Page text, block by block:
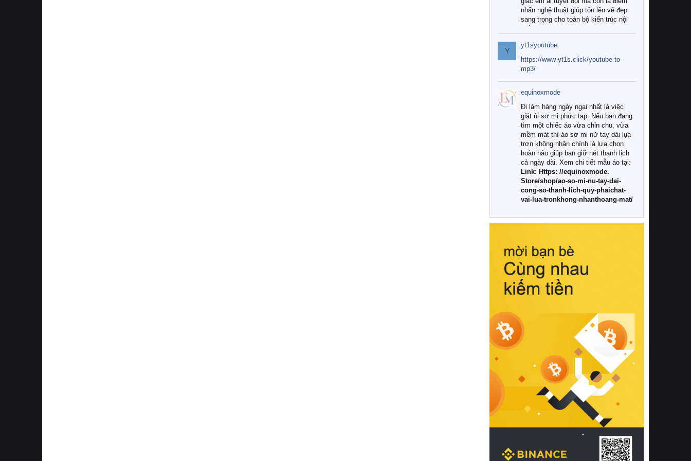
nhấn nghệ thuật giúp tôn lên vẻ đẹp
sang trọng cho toàn bộ kiến trúc nội
Tuy nhiên, giữa thị trường đa dạng
với vô vàn thương hiệu và mẫu mã
như hiện nay, làm thế nào để chọn
được những bộ chăn ga gối đệm cao
cấp thực sự chất lượng, phù hợp với
khí hậu và nhu cầu sử dụng của gia
đình? Hãy cùng chúng tôi đi tìm lời
giải đáp chi tiết qua bài viết dưới đây.
1. Tại sao các gia đình hiện đại lại ưa
chuộng chăn ga gối đệm cao cấp?
Khác với các dòng sản phẩm thông
thường, những bộ chăn ga gối đệm
cao cấp trải qua quy trình sản xuất
nghiêm ngặt từ khâu chọn lọc nguyên
liệu tự nhiên đến công nghệ dệt
nhuộm hiện đại không chứa hóa chất
này, bạn sẽ cảm nhận rõ rệt sự khác
hồi chuẩn xác của phần đệm nâng đỡ
cột sống.
Bên cạnh đó, việc lựa chọn các dòng
sản phẩm đạt chuẩn chất lượng quốc
tế còn giúp ngăn ngừa tình trạng kích
khuẩn và nấm mốc trong điều kiện
thời tiết nóng ẩm. Bạn có thể tìm hiểu
thêm các nghiên cứu khoa học về tác
động của giấc ngủ và môi trường
phòng ngủ đối với sức khỏe con
người tại Sleep Foundation (External
Link) để có cái nhìn toàn diện hơn.
2. Các tiêu chí vàng khi lựa chọn
chăn ga gối đệm cao cấp cho phòng
ngủ
Để sở hữu một bộ chăn ga gối đệm
cao cấp hoàn hảo cả về thẩm mỹ lẫn
công năng, người tiêu dùng cần cân
nhắc kỹ lưỡng các tiêu chí quan trọng
Y
yt1syoutube
https://www-yt1s.click/youtube-to-
mp3/
equinoxmode
Đi làm hàng ngày ngại nhất là việc
giặt ủi sơ mi phức tạp. Nếu bạn đang
tìm một chiếc áo vừa chỉn chu, vừa
mềm mát thì áo sơ mi nữ tay dài lụa
trơn không nhăn chính là lựa chọn
hoàn hảo giúp bạn giữ nét thanh lịch
cả ngày dài. Xem chi tiết mẫu áo tại:
Link: Https: //equinoxmode.
Store/shop/ao-so-mi-nu-tay-dai-
cong-so-thanh-lich-quy-phaichat-
vai-lua-tronkhong-nhanthoang-mat/